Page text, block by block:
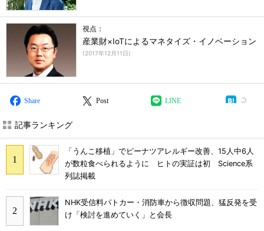
視点：
産業財×IoTによるマネタイズ・イノベーション
(2017年12月11日)
Share Post LINE
記事ランキング
「うんこ移植」でピーナツアレルギー改善、15人中6人
が数粒食べられるように ヒトの実証は初 Science系
列誌掲載
NHK受信料パトカー・消防車から徴収問題、猛反発を受
け「検討を進めていく」と会長